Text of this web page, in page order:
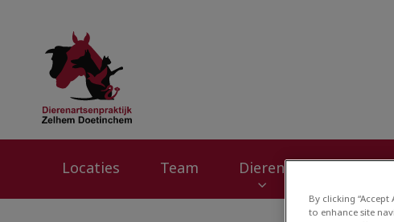
Locaties Team Dieren Dier en
By clicking
to enhance site